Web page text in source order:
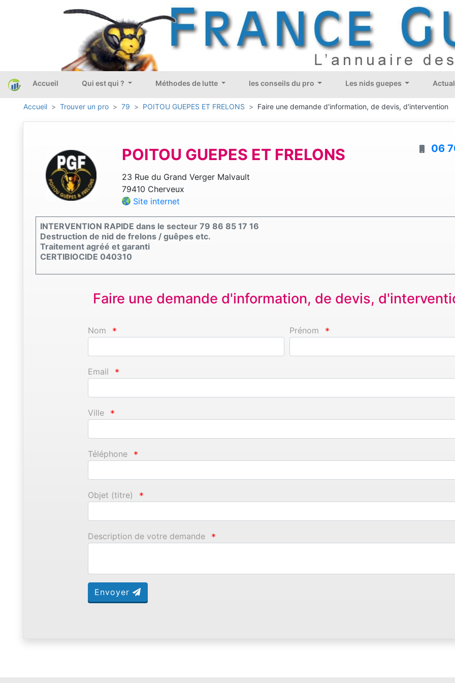
Accueil Qui est qui ? Méthodes de lutte les conseils du pro Les nids guepes
Accueil Trouver un pro 79 POITOU GUEPES ET FRELONS Faire une demande d'information, de devis, d'intervention
POITOU GUEPES ET FRELONS
23 Rue du Grand Verger Malvault
79410 Cherveux
Site internet
06
INTERVENTION RAPIDE dans le secteur 79 86 85 17 16
Destruction de nid de frelons / guêpes etc.
Traitement agréé et garanti
CERTIBIOCIDE 040310
Faire une demande d'information, de devis,
Nom * Prénom *
Email *
Ville *
Téléphone *
Objet (titre) *
Description de votre demande *
Envoyer